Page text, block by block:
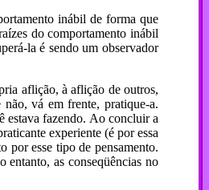
inábil de forma que
do comportamento inábil
la é sendo um observador
aflição, à aflição de outros,
vá em frente, pratique-a.
estava fazendo. Ao concluir a
experiente (é por essa
por esse tipo de pensamento.
entanto, as conseqüências no